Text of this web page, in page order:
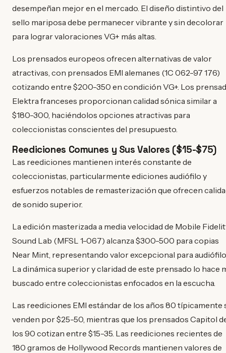
desempeñan mejor en el mercado. El diseño distintivo del
sello mariposa debe permanecer vibrante y sin decolorar
para lograr valoraciones VG+ más altas.
Los prensados europeos ofrecen alternativas de valor
atractivas, con prensados EMI alemanes (1C 062-97 176)
cotizando entre $200-350 en condición VG+. Los
Elektra franceses proporcionan calidad sónica similar a
$180-300, haciéndolos opciones atractivas para
coleccionistas conscientes del presupuesto.
Reediciones Comunes y Sus Valores ($15-$75)
Las reediciones mantienen interés constante de
coleccionistas, particularmente ediciones audiófilo y
esfuerzos notables de remasterización que ofrecen
de sonido superior.
La edición masterizada a media velocidad de Mobile
Sound Lab (MFSL 1-067) alcanza $300-500 para copias
Near Mint, representando valor excepcional para
La dinámica superior y claridad de este prensado lo hace
buscado entre coleccionistas enfocados en la escucha.
Las reediciones EMI estándar de los años 80 típicamente
venden por $25-50, mientras que los prensados Capitol
los 90 cotizan entre $15-35. Las reediciones recientes de
180 gramos de Hollywood Records mantienen valores de